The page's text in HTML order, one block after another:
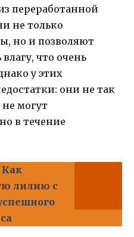
переработанной
не только
но и позволяют
что очень
у этих
они не так
могут
в течение
Как
лилию с